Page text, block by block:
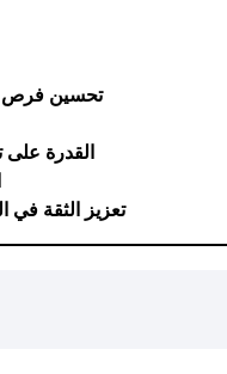
تحسين فرص
القدرة على
تعزيز الثقة في